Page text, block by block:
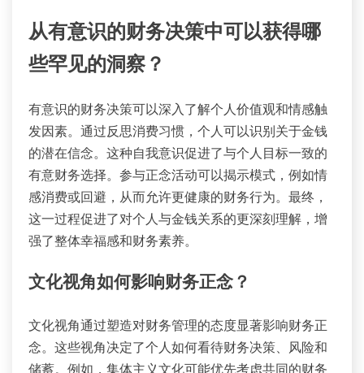
从有意识的财务决策中可以获得哪
些罕见的洞察？
有意识的财务决策可以深入了解个人价值观和情感触
发因素。通过反思消费习惯，个人可以识别关于金钱
的潜在信念。这种自我意识促进了与个人目标一致的
有意财务选择。参与正念活动可以揭示模式，例如情
感消费或回避，从而允许更健康的财务行为。最终，
这一过程促进了对个人与金钱关系的更深刻理解，增
强了整体幸福感和财务素养。
文化视角如何影响财务正念？
文化视角通过塑造对财务管理的态度显著影响财务正
念。这些视角决定了个人如何看待财务决策、风险和
储蓄。例如，集体主义文化可能优先考虑共同的财务